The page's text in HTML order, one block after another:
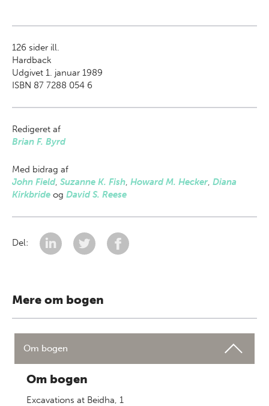
126 sider ill.
Hardback
Udgivet 1. januar 1989
ISBN 87 7288 054 6
Redigeret af
Brian F. Byrd
Med bidrag af
John Field, Suzanne K. Fish, Howard M. Hecker, Diana
Kirkbride og David S. Reese
Del:
Mere om bogen
Om bogen
Om bogen
Excavations at Beidha, 1